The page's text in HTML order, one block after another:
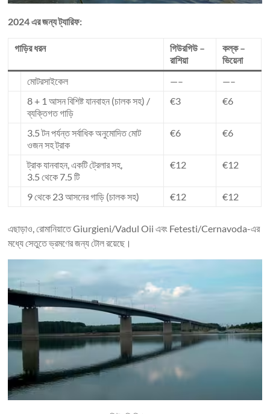
2024 এর জন্য ট্যারিফ:
গাড়ির ধরন
গিউরগিউ –
রাশিয়া
কল্ক –
ভিয়েনা
মোটরসাইকেল
—–
—–
8 + 1 আসন বিশিষ্ট যানবাহন (চালক সহ) /
ব্যক্তিগত গাড়ি
€3 €6
3.5 টন পর্যন্ত সর্বাধিক অনুমোদিত মোট
ওজন সহ ট্রাক
€6 €6
ট্রাক যানবাহন, একটি ট্রেলার সহ,
3.5 থেকে 7.5 টি
€12 €12
9 থেকে 23 আসনের গাড়ি (চালক সহ) €12 €12
এছাড়াও, রোমানিয়াতে Giurgieni/Vadul Oii এবং Fetesti/Cernavoda-এর
মধ্যে সেতুতে ভ্রমণের জন্য টোল রয়েছে।